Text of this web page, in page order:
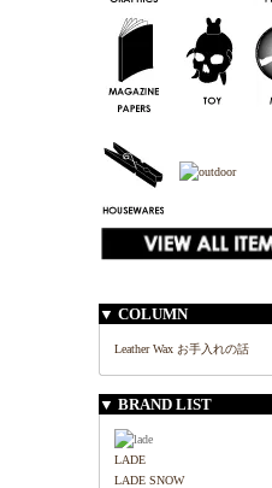
▼ COLUMN
Leather Wax お手入れの話
▼ BRAND LIST
LADE
LADE SNOW